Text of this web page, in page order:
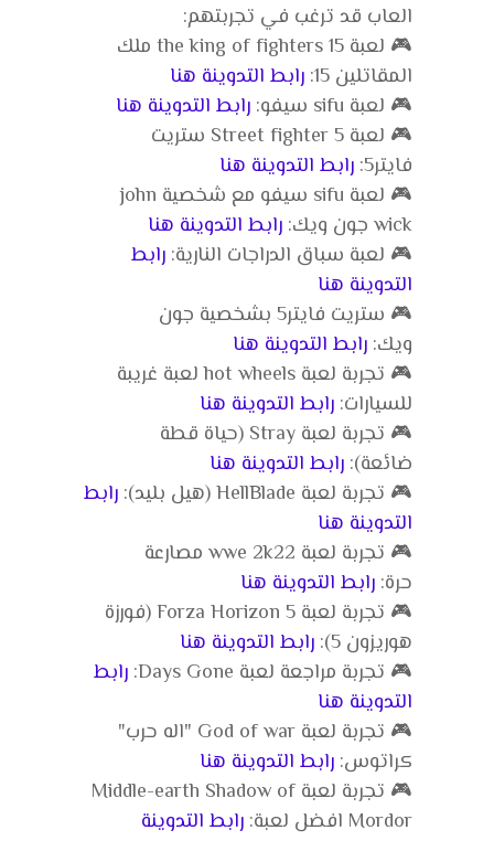
العاب قد ترغب في تجربتهم:
🎮 لعبة the king of fighters 15 ملك
المقاتلين 15:
رابط التدوينة هنا
🎮 لعبة sifu سيفو:
رابط التدوينة هنا
🎮 لعبة Street fighter 5 ستريت
فايتر5:
رابط التدوينة هنا
🎮 لعبة sifu سيفو مع شخصية john
wick جون ويك:
رابط التدوينة هنا
🎮 لعبة سباق الدراجات النارية: رابط
التدوينة هنا
🎮 ستريت فايتر5 بشخصية جون
ويك: رابط التدوينة هنا
🎮 تجربة لعبة hot wheels لعبة غريبة
للسيارات: رابط التدوينة هنا
🎮 تجربة لعبة Stray (حياة قطة
ضائعة): رابط التدوينة هنا
🎮 تجربة لعبة HellBlade (هيل بليد):
رابط
التدوينة هنا
🎮 تجربة لعبة wwe 2k22 مصارعة
حرة: رابط التدوينة هنا
🎮 تجربة لعبة Forza Horizon 5 (فورزة
هوريزون 5):
رابط التدوينة هنا
🎮 تجربة مراجعة لعبة Days Gone:
رابط
التدوينة هنا
🎮 تجربة لعبة God of war "اله حرب"
كراتوس: رابط التدوينة هنا
🎮 تجربة لعبة Middle-earth Shadow of
Mordor افضل لعبة:
رابط التدوينة